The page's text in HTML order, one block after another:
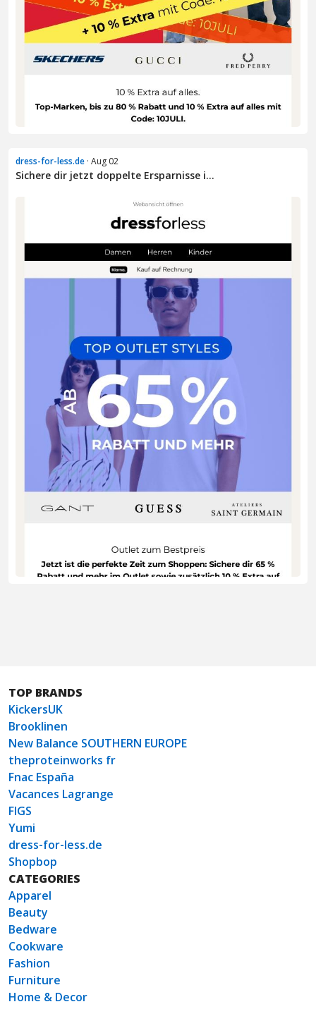
dress-for-less.de · Aug 02
Sichere dir jetzt doppelte Ersparnisse i...
TOP BRANDS
KickersUK
Brooklinen
New Balance SOUTHERN EUROPE
theproteinworks fr
Fnac España
Vacances Lagrange
FIGS
Yumi
dress-for-less.de
Shopbop
CATEGORIES
Apparel
Beauty
Bedware
Cookware
Fashion
Furniture
Home & Decor